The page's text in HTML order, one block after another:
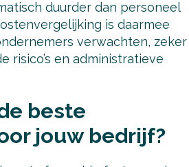
duurder dan personeel
is daarmee
verwachten, zeker
risico’s en administratieve
beste
jouw bedrijf?